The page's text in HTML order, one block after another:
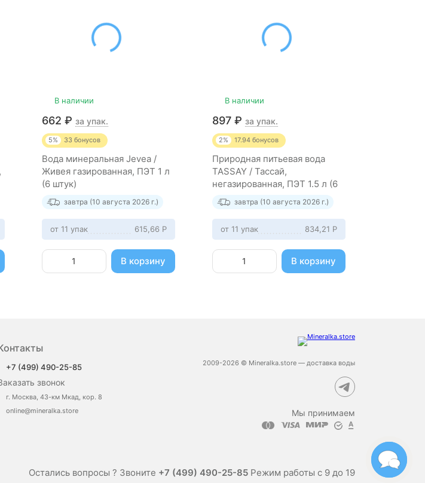
В наличии
662 ₽ за упак.
5% 33 бонусов
Вода минеральная Jevea /
Живея газированная, ПЭТ 1 л
(6 штук)
завтра (10 августа 2026 г.)
от 11 упак 615,66 Р
В корзину
В наличии
897 ₽ за упак.
2% 17.94 бонусов
Природная питьевая вода
TASSAY / Тассай,
негазированная, ПЭТ 1.5 л (6
штук) завтра (10 августа 2026 г.)
от 11 упак 834,21 Р
В корзину
+7 (499) 490-25-85
звонок
г. Москва, 43-км Мкад, кор. 8
online@mineralka.store
2009-2026 © Mineralka.store — доставка воды
Мы принимаем
Остались вопросы ? Звоните +7 (499) 490-25-85 Режим работы с 9 до 19